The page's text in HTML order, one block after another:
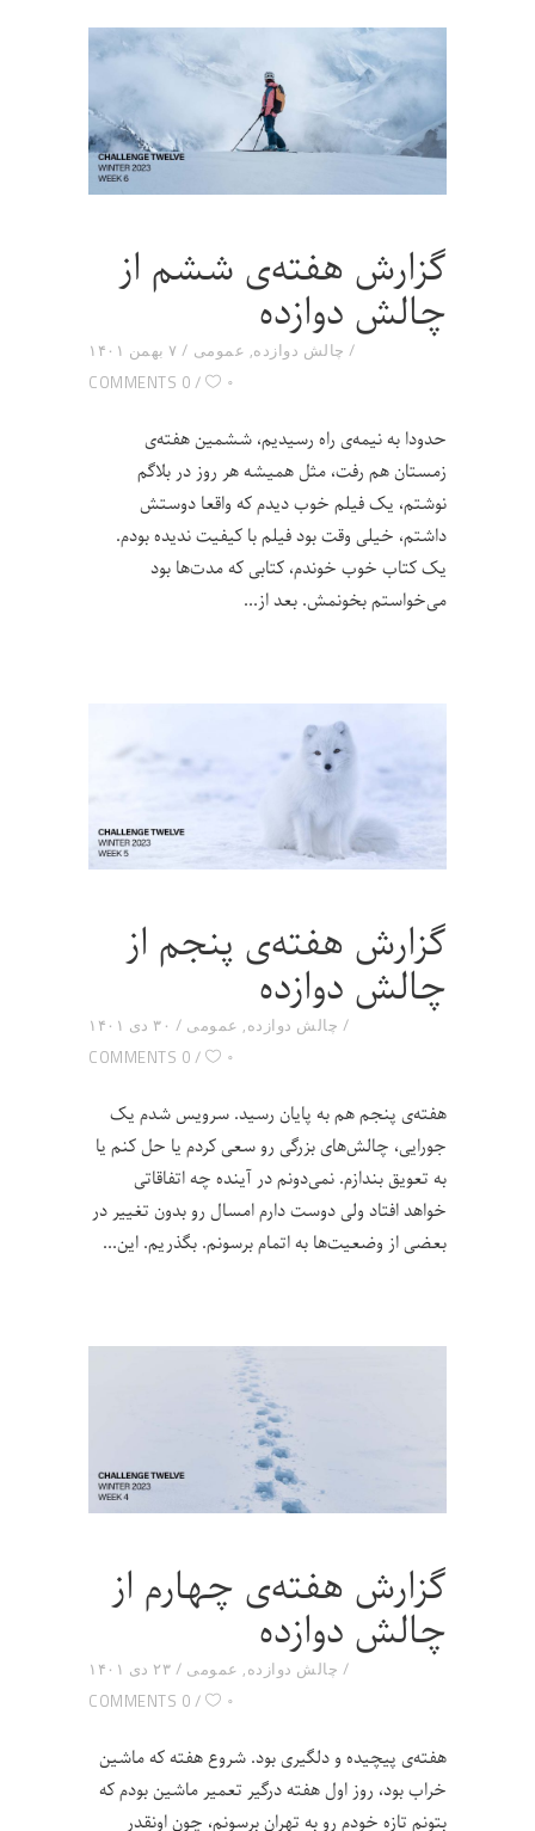
گزارش هفته‌ی ششم از
چالش دوازده
۷ بهمن ۱۴۰۱ چالش دوازده, عمومی
0 COMMENTS
۰
حدودا به نیمه‌ی راه رسیدیم، ششمین هفته‌ی
زمستان هم رفت، مثل همیشه هر روز در بلاگم
نوشتم، یک فیلم خوب دیدم که واقعا دوستش
داشتم، خیلی وقت بود فیلم با کیفیت ندیده بودم.
یک کتاب خوب خوندم، کتابی که مدت‌ها بود
می‌خواستم بخونمش. بعد از
گزارش هفته‌ی پنجم از
چالش دوازده
۳۰ دی ۱۴۰۱ چالش دوازده, عمومی
0 COMMENTS
۰
هفته‌ی پنجم هم به پایان رسید. سرویس شدم یک
جورایی، چالش‌های بزرگی رو سعی کردم یا حل کنم یا
به تعویق بندازم. نمی‌دونم در آینده چه اتفاقاتی
خواهد افتاد ولی دوست دارم امسال رو بدون تغییر در
بعضی از وضعیت‌ها به اتمام برسونم. بگذریم. این
گزارش هفته‌ی چهارم از
چالش دوازده
۲۳ دی ۱۴۰۱ چالش دوازده, عمومی
0 COMMENTS
۰
هفته‌ی پیچیده‌ و دلگیری بود. شروع هفته که ماشین
خراب بود، روز اول هفته درگیر تعمیر ماشین بودم که
بتونم تازه خودم رو به تهران برسونم، چون اونقدر